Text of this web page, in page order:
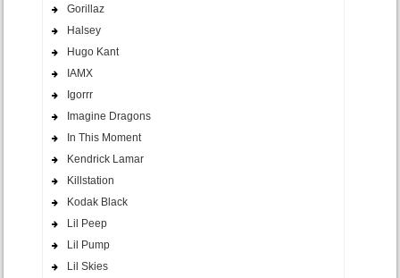
Gorillaz
Halsey
Hugo Kant
IAMX
Igorrr
Imagine Dragons
In This Moment
Kendrick Lamar
Killstation
Kodak Black
Lil Peep
Lil Pump
Lil Skies